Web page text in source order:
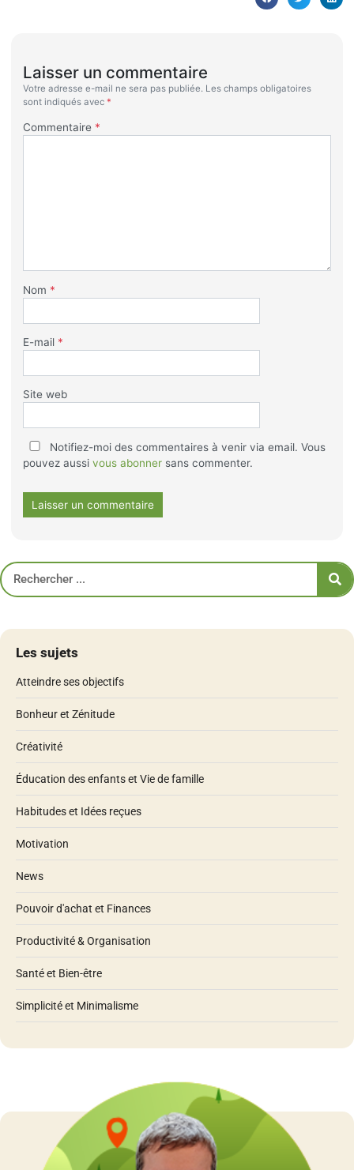
Laisser un commentaire
Votre adresse e-mail ne sera pas publiée. Les champs obligatoires
sont indiqués avec *
Commentaire *
Nom *
E-mail *
Site web
Notifiez-moi des commentaires à venir via email. Vous
pouvez aussi vous abonnersans commenter.
Les sujets
Atteindre ses objectifs
Bonheur et Zénitude
Créativité
Éducation des enfants et Vie de famille
Habitudes et Idées reçues
Motivation
News
Pouvoir d'achat et Finances
Productivité & Organisation
Santé et Bien-être
Simplicité et Minimalisme